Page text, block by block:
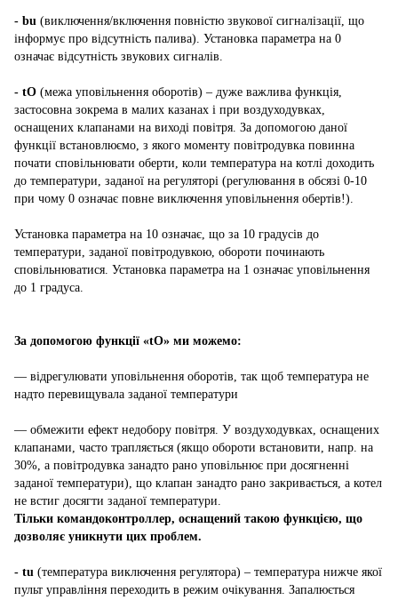
- bu (виключення/включення повністю звукової сигналізації, що
інформує про відсутність палива). Установка параметра на 0
означає відсутність звукових сигналів.
- tO (межа уповільнення оборотів) – дуже важлива функція,
застосовна зокрема в малих казанах і при воздуходувках,
оснащених клапанами на виході повітря. За допомогою даної
функції встановлюємо, з якого моменту повітродувка повинна
почати сповільнювати оберти, коли температура на котлі доходить
до температури, заданої на регуляторі (регулювання в обсязі 0-10
при чому 0 означає повне виключення уповільнення обертів!).
Установка параметра на 10 означає, що за 10 градусів до
температури, заданої повітродувкою, обороти починають
сповільнюватися. Установка параметра на 1 означає уповільнення
до 1 градуса.
За допомогою функції «tO» ми можемо:
― відрегулювати уповільнення оборотів, так щоб температура не
надто перевищувала заданої температури
― обмежити ефект недобору повітря. У воздуходувках, оснащених
клапанами, часто трапляється (якщо обороти встановити, напр. на
30%, а повітродувка занадто рано уповільнює при досягненні
заданої температури), що клапан занадто рано закривається, а котел
не встиг досягти заданої температури.
Тільки командоконтроллер, оснащений такою функцією, що
дозволяє уникнути цих проблем.
- tu (температура виключення регулятора) – температура нижче якої
пульт управління переходить в режим очікування. Запалюється